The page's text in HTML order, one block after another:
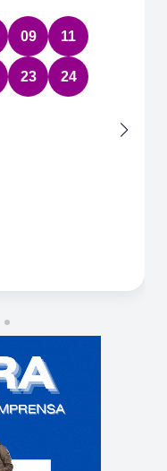
09 11
23 24